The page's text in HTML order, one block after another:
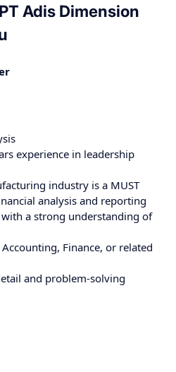
Adis Dimension
experience in leadership
industry is a MUST
analysis and reporting
a strong understanding of
Finance, or related
and problem-solving